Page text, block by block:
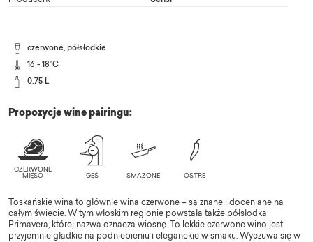
czerwone, półsłodkie
16 - 18°C
0.75 L
Propozycje wine pairingu:
Toskańskie wina to głównie wina czerwone – są znane i doceniane na
całym świecie. W tym włoskim regionie powstała także półsłodka
Primavera, której nazwa oznacza wiosnę. To lekkie czerwone wino jest
przyjemnie gładkie na podniebieniu i eleganckie w smaku. Wyczuwa się w